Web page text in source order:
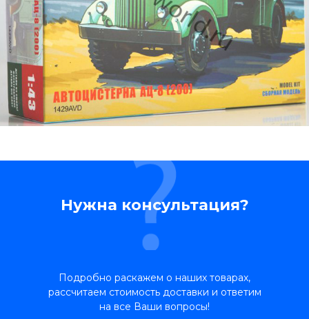
Нужна консультация?
Подробно раскажем о наших товарах,
рассчитаем стоимость доставки и ответим
на все Ваши вопросы!